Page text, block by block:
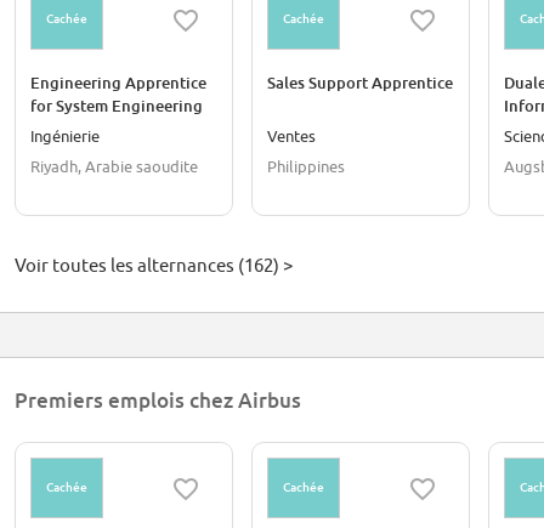
Cachée
Engineering Apprentice
for System Engineering
Ingénierie
Riyadh, Arabie saoudite
Cachée
Sales Support Apprentice
Ventes
Philippines
und
Voir toutes les alternances (162) >
Premiers emplois chez Airbus
Cachée Cachée